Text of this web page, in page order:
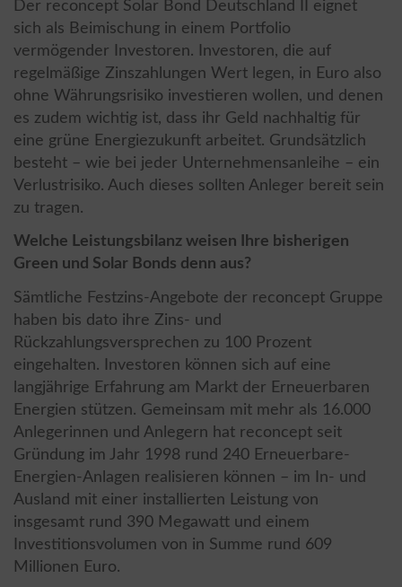
Der reconcept Solar Bond Deutschland II eignet
sich als Beimischung in einem Portfolio
vermögender Investoren. Investoren, die auf
regelmäßige Zinszahlungen Wert legen, in Euro also
ohne Währungsrisiko investieren wollen, und denen
es zudem wichtig ist, dass ihr Geld nachhaltig für
eine grüne Energiezukunft arbeitet. Grundsätzlich
besteht – wie bei jeder Unternehmensanleihe – ein
Verlustrisiko. Auch dieses sollten Anleger bereit sein
zu tragen.
Welche Leistungsbilanz weisen Ihre bisherigen
Green und Solar Bonds denn aus?
Sämtliche Festzins-Angebote der reconcept Gruppe
haben bis dato ihre Zins- und
Rückzahlungsversprechen zu 100 Prozent
eingehalten. Investoren können sich auf eine
langjährige Erfahrung am Markt der Erneuerbaren
Energien stützen. Gemeinsam mit mehr als 16.000
Anlegerinnen und Anlegern hat reconcept seit
Gründung im Jahr 1998 rund 240 Erneuerbare-
Energien-Anlagen realisieren können – im In- und
Ausland mit einer installierten Leistung von
insgesamt rund 390 Megawatt und einem
Investitionsvolumen von in Summe rund 609
Millionen Euro.